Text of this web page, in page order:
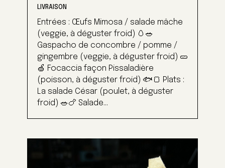
LIVRAISON
Entrées : Œufs Mimosa / salade mâche
(veggie, à déguster froid) 🥚🥗
Gaspacho de concombre / pomme /
gingembre (veggie, à déguster froid) 🥒
🍏 Focaccia façon Pissaladière
(poisson, à déguster froid) 🐟🍞 Plats :
La salade César (poulet, à déguster
froid) 🥗🍗 Salade...